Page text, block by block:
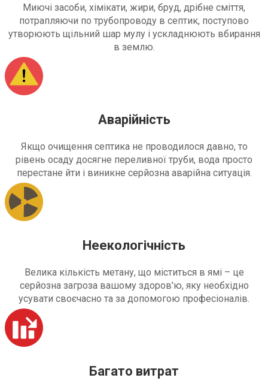
Миючі засоби, хімікати, жири, бруд, дрібне сміття,
потрапляючи по трубопроводу в септик, поступово
утворюють щільний шар мулу і ускладнюють вбирання
в землю.
Аварійність
Якщо очищення септика не проводилося давно, то
рівень осаду досягне переливної труби, вода просто
перестане йти і виникне серйозна аварійна ситуація.
Неекологічність
Велика кількість метану, що міститься в ямі – це
серйозна загроза вашому здоров'ю, яку необхідно
усувати своєчасно та за допомогою професіоналів.
Багато витрат